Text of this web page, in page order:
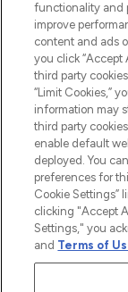
Pay Securely
functionality and
improve
content and ads
you click “Accept
third party
“Limit Cookies,”
information may
third party
enable default
deployed. You
preferences for
Cookie Settings”
clicking "Accept
Settings," you
and Terms of